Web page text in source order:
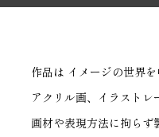
作品は イメージの世界
アクリル画、イラスト
画材や表現方法に拘らず